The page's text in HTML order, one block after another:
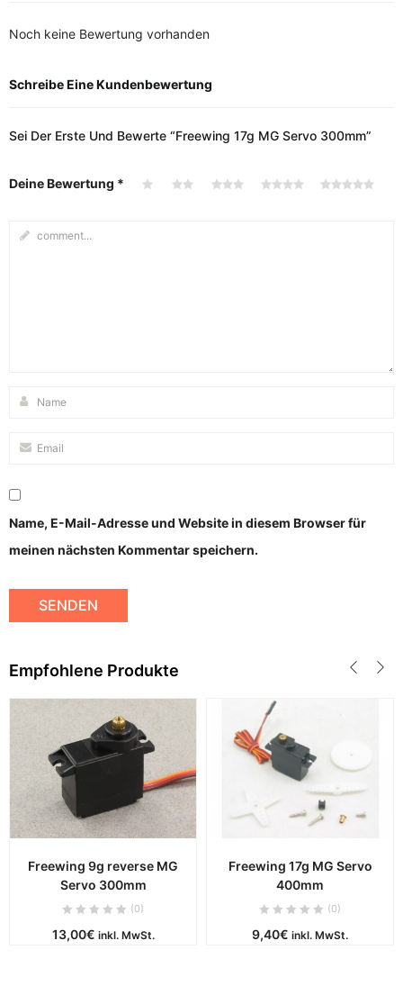
Noch keine Bewertung vorhanden
Schreibe Eine Kundenbewertung
Sei Der Erste Und Bewerte “Freewing 17g MG Servo 300mm”
Deine Bewertung *
Name, E-Mail-Adresse und Website in diesem Browser für
meinen nächsten Kommentar speichern.
Empfohlene Produkte
Freewing 9g reverse MG
Servo 300mm
(0)
13,00€ inkl. MwSt.
Freewing 17g MG Servo
400mm
(0)
9,40€ inkl. MwSt.